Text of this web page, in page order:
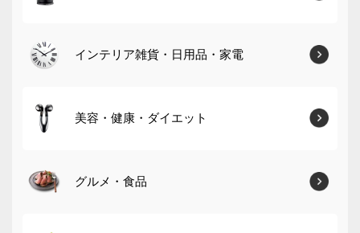
インテリア雑貨・日用品・家電
美容・健康・ダイエット
グルメ・食品